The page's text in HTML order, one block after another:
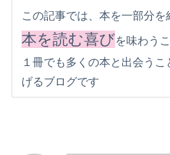
この記事では、本を一部分
本を読む喜びを味わう
１冊でも多くの本と出会う
げるブログです